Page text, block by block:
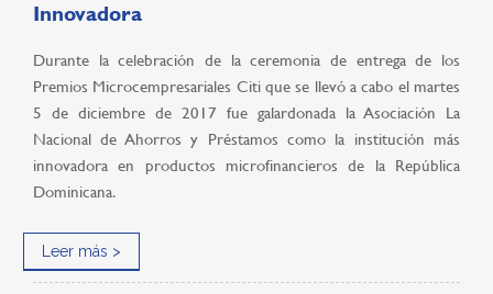
Innovadora
Durante la celebración de la ceremonia de entrega de los
Premios Microcempresariales Citi que se llevó a cabo el martes
5 de diciembre de 2017 fue galardonada la Asociación La
Nacional de Ahorros y Préstamos como la institución más
innovadora en productos microfinancieros de la República
Dominicana.
Leer más >